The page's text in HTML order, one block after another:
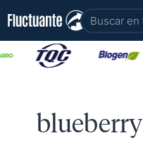
contenido
Buscar
blueberry